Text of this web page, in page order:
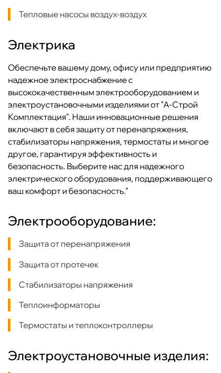
Тепловые насосы воздух-воздух
Электрика
Обеспечьте вашему дому, офису или предприятию
надежное электроснабжение с
высококачественным электрооборудованием и
электроустановочными изделиями от "А-Строй
Комплектация". Наши инновационные решения
включают в себя защиту от перенапряжения,
стабилизаторы напряжения, термостаты и многое
другое, гарантируя эффективность и
безопасность. Выберите нас для надежного
электрического оборудования, поддерживающего
ваш комфорт и безопасность."
Электрооборудование:
Защита от перенапряжения
Защита от протечек
Стабилизаторы напряжения
Теплоинформаторы
Термостаты и теплоконтроллеры
Электроустановочные изделия: